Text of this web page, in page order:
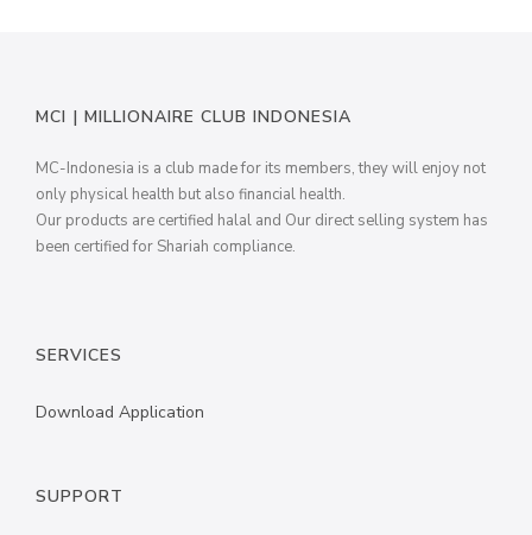
MCI | MILLIONAIRE CLUB INDONESIA
MC-Indonesia is a club made for its members, they will enjoy not
only physical health but also financial health.
Our products are certified halal and Our direct selling system has
been certified for Shariah compliance.
SERVICES
Download Application
SUPPORT